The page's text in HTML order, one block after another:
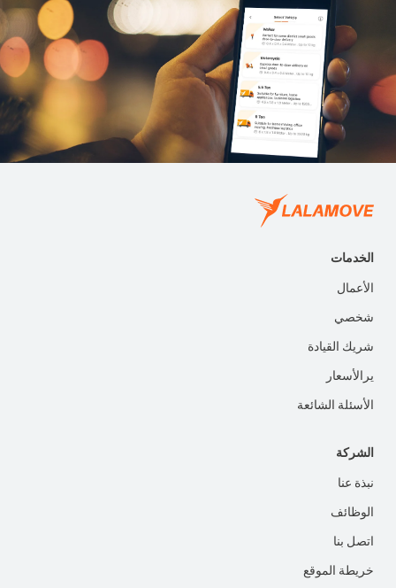
الخدمات
الأعمال
شخصي
شريك القيادة
يرالأسعار
الأسئلة الشائعة
الشركة
نبذة عنا
الوظائف
اتصل بنا
خريطة الموقع